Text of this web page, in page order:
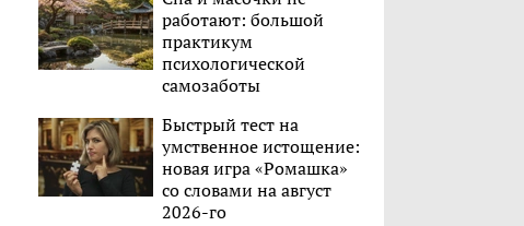
работают: большой
практикум
психологической
самозаботы
Быстрый тест на
умственное истощение:
новая игра «Ромашка»
со словами на август
2026-го